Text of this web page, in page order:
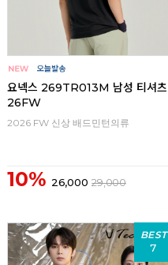
요넥스 269TR013M 남성 티셔츠
26FW
2026 FW 신상 배드민턴의류
10% 26,000 29,000
BEST
7